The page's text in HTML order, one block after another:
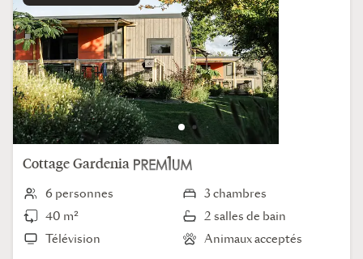
Cottage Gardenia
6 personnes
3 chambres
40 m²
2 salles de bain
Télévision
Animaux acceptés